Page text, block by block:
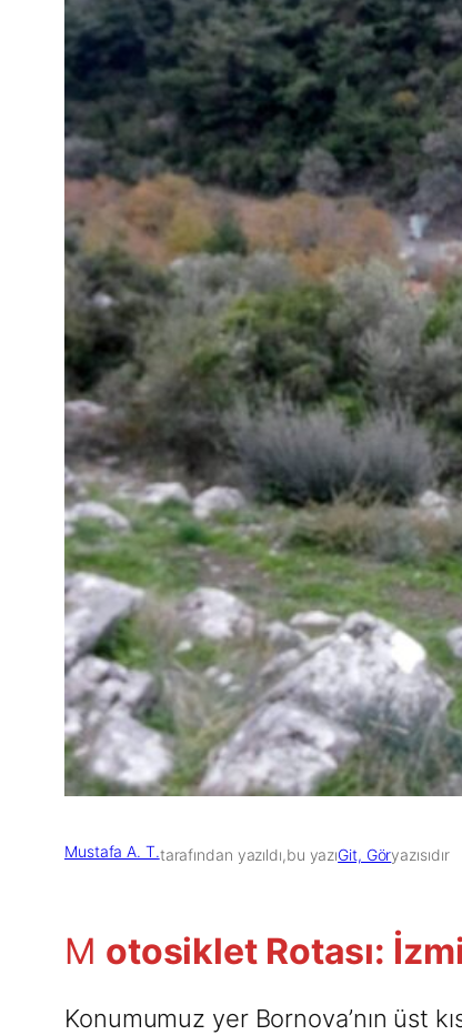
Mustafa A. T.tarafından yazıldı,bu yazıGit, Göryazısıdır
M otosiklet Rotası:
Konumumuz yer Bornova’nın üst